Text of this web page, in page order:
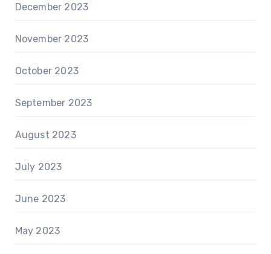
December 2023
November 2023
October 2023
September 2023
August 2023
July 2023
June 2023
May 2023